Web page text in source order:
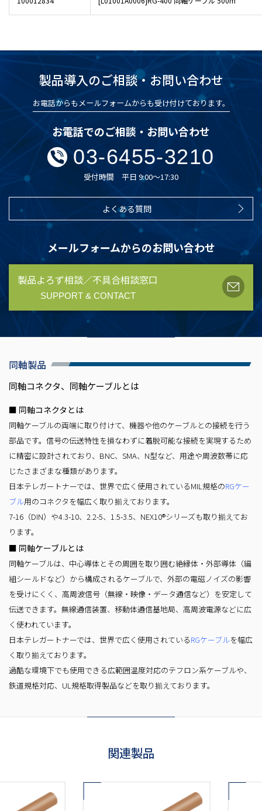
製品導入のご相談・お問い合わせ
お電話からもメールフォームからも受け付けております。
お電話でのご相談・お問い合わせ
03-6455-3210
受付時間 平日 9:00～17:30
よくある質問
メールフォームからのお問い合わせ
製品よろず相談／不具合相談窓口
SUPPORT & CONTACT
同軸製品
同軸コネクタ、同軸ケーブルとは
■ 同軸コネクタとは
同軸ケーブルの両端に取り付けて、機器や他のケーブルとの接続を行う
部品です。信号の伝送特性を損なわずに着脱可能な接続を実現するため
に精密に設計されており、BNC、SMA、N型など、用途や周波数帯に応
じたさまざまな種類があります。
日本テレガートナーでは、世界で広く使用されているMIL規格のRGケー
ブル用のコネクタを幅広く取り揃えております。
7-16（DIN）や4.3-10、2.2-5、1.5-3.5、 NEX10®シリーズも取り揃えてお
ります。
■ 同軸ケーブルとは
同軸ケーブルは、中心導体とその周囲を取り囲む絶縁体・外部導体（編
組シールドなど）から構成されるケーブルで、外部の電磁ノイズの影響
を受けにくく、高周波信号（無線・映像・データ通信など）を安定して
伝送できます。無線通信装置、移動体通信基地局、高周波電源などに広
く使われています。
日本テレガートナーでは、世界で広く使用されているRGケーブルを幅広
く取り揃えております。
過酷な環境下でも使用できる広範囲温度対応のテフロン系ケーブルや、
鉄道規格対応、 UL規格取得製品などを取り揃えております。
関連製品